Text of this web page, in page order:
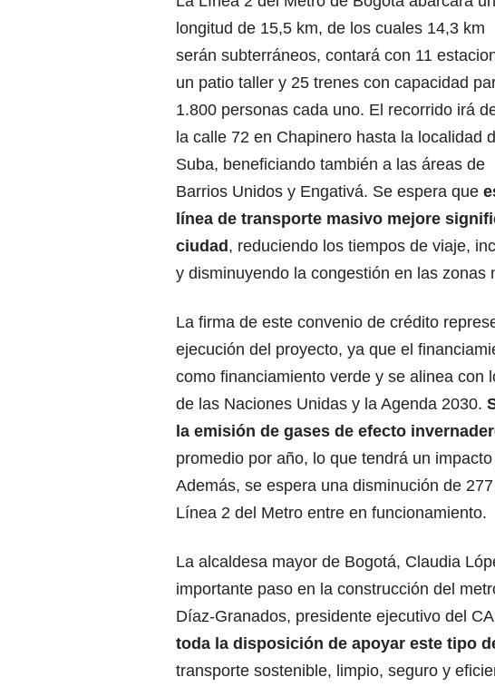
longitud de 15,5 km, de los cuales 14,3 km
serán subterráneos, contará con 11
un patio taller y 25 trenes con capacidad
1.800 personas cada uno. El recorrido irá
la calle 72 en Chapinero hasta la localidad
Suba, beneficiando también a las áreas de
Barrios Unidos y Engativá. Se espera que
línea de transporte masivo mejore
ciudad , reduciendo los tiempos de viaje,
y disminuyendo la congestión en las zonas
La firma de este convenio de crédito
ejecución del proyecto, ya que el
como financiamiento verde y se alinea con
de las Naciones Unidas y la Agenda 2030.
la emisión de gases de efecto
promedio por año, lo que tendrá un
Además, se espera una disminución de
Línea 2 del Metro entre en funcionamiento.
La alcaldesa mayor de Bogotá, Claudia
importante paso en la construcción del
Díaz-Granados, presidente ejecutivo del
toda la disposición de apoyar este tipo
transporte sostenible, limpio, seguro y